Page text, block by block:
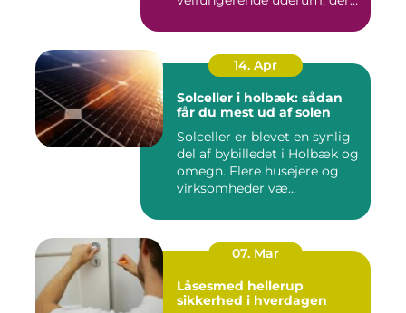
14. Apr
Solceller i holbæk: sådan
får du mest ud af solen
Solceller er blevet en synlig
del af bybilledet i Holbæk og
omegn. Flere husejere og
virksomheder væ...
07. Mar
Låsesmed hellerup
sikkerhed i hverdagen